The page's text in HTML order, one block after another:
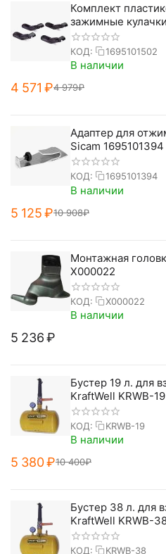
Комплект
зажимные
КОД: 1695101502
В наличии
4 571 ₽4 979₽
Адаптер для
Sicam 1695101394
КОД: 1695101394
В наличии
5 125 ₽10 908₽
Монтажная
X000022
КОД: X000022
В наличии
5 236 ₽
Бустер 19 л. для
KraftWell KRWB-19
КОД: KRWB-19
В наличии
5 380₽10 400₽
Бустер 38 л. для
KraftWell KRWB-
КОД: KRWB-38